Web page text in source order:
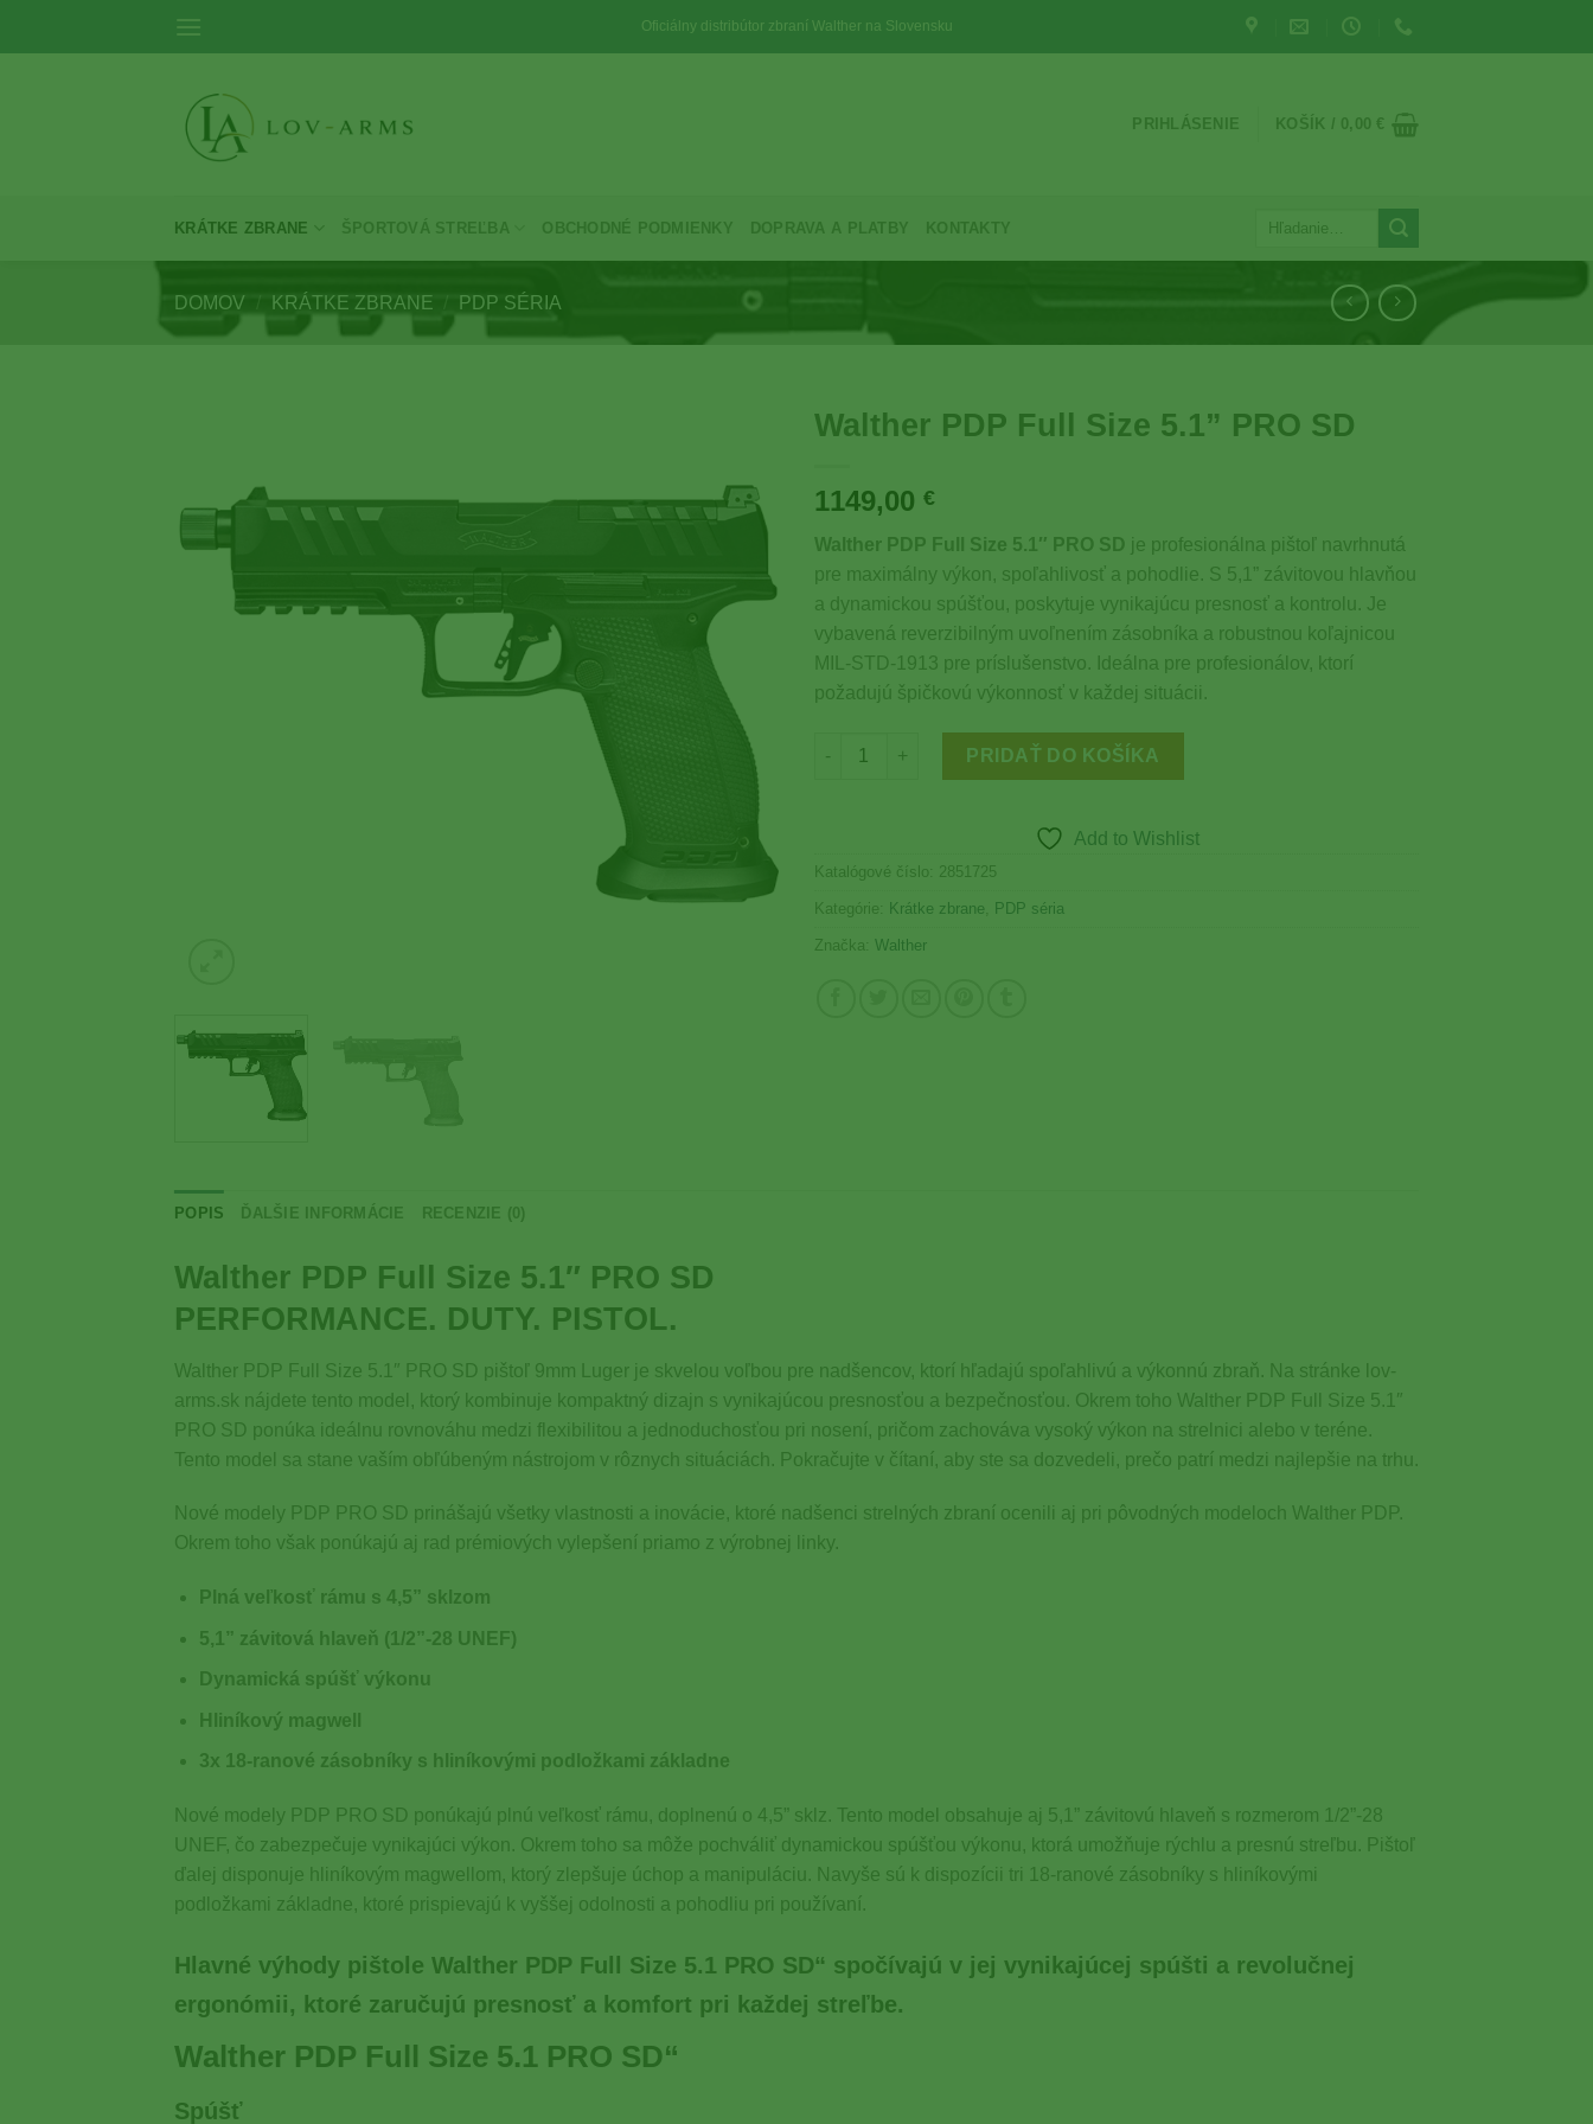
Oficiálny distribútor zbraní Walther na Slovensku
PRIHLÁSENIE KOŠÍK / 0,00 €
KRÁTKE ZBRANE ŠPORTOVÁ STREĽBA OBCHODNÉ PODMIENKY DOPRAVA A PLATBY KONTAKTY
Hľadať:
DOMOV / KRÁTKE ZBRANE PDP SÉRIA
Add to
Walther PDP Full Size 5.1” PRO SD
1149,00 €
Walther PDP Full Size 5.1″ PRO SD je profesionálna pištoľ navrhnutá
pre maximálny výkon, spoľahlivosť a pohodlie. S 5,1” závitovou hlavňou
a dynamickou spúšťou, poskytuje vynikajúcu presnosť a kontrolu. Je
vybavená reverzibilným uvoľnením zásobníka a robustnou koľajnicou
MIL-STD-1913 pre príslušenstvo. Ideálna pre profesionálov, ktorí
požadujú špičkovú výkonnosť v každej situácii.
množstvo Walther PDP Full Size 5.1” PRO SD
PRIDAŤ DO KOŠÍKA
Add to Wishlist
Katalógové číslo: 2851725
Kategórie: Krátke zbrane PDP séria
Značka: Walther
POPIS ĎALŠIE INFORMÁCIE RECENZIE (0)
Walther PDP Full Size 5.1″ PRO SD
PERFORMANCE. DUTY. PISTOL.
Walther PDP Full Size 5.1″ PRO SD pištoľ 9mm Luger je skvelou voľbou pre nadšencov, ktorí hľadajú spoľahlivú a výkonnú zbraň. Na stránke lov-
arms.sk nájdete tento model, ktorý kombinuje kompaktný dizajn s vynikajúcou presnosťou a bezpečnosťou. Okrem toho Walther PDP Full Size 5.1″
PRO SD ponúka ideálnu rovnováhu medzi flexibilitou a jednoduchosťou pri nosení, pričom zachováva vysoký výkon na strelnici alebo v teréne.
Tento model sa stane vaším obľúbeným nástrojom v rôznych situáciách. Pokračujte v čítaní, aby ste sa dozvedeli, prečo patrí medzi najlepšie na trhu.
Nové modely PDP PRO SD prinášajú všetky vlastnosti a inovácie, ktoré nadšenci strelných zbraní ocenili aj pri pôvodných modeloch Walther PDP.
Okrem toho však ponúkajú aj rad prémiových vylepšení priamo z výrobnej linky.
Plná veľkosť rámu s 4,5” sklzom
5,1” závitová hlaveň (1/2”-28 UNEF)
Dynamická spúšť výkonu
Hliníkový magwell
3x 18-ranové zásobníky s hliníkovými podložkami základne
Nové modely PDP PRO SD ponúkajú plnú veľkosť rámu, doplnenú o 4,5” sklz. Tento model obsahuje aj 5,1” závitovú hlaveň s rozmerom 1/2”-28
UNEF, čo zabezpečuje vynikajúci výkon. Okrem toho sa môže pochváliť dynamickou spúšťou výkonu, ktorá umožňuje rýchlu a presnú streľbu. Pištoľ
ďalej disponuje hliníkovým magwellom, ktorý zlepšuje úchop a manipuláciu. Navyše sú k dispozícii tri 18-ranové zásobníky s hliníkovými
podložkami základne, ktoré prispievajú k vyššej odolnosti a pohodliu pri používaní.
Hlavné výhody pištole Walther PDP Full Size 5.1 PRO SD“ spočívajú v jej vynikajúcej spúšti a revolučnej
ergonómii, ktoré zaručujú presnosť a komfort pri každej streľbe.
Walther PDP Full Size 5.1 PRO SD“
Spúšť